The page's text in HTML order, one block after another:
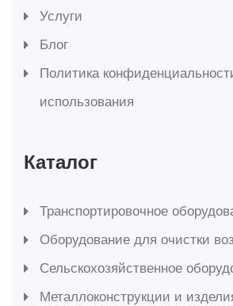
Услуги
Блог
Политика
использования
Каталог
Транспортировочное
Оборудование для очистки
Сельскохозяйственное
Металлоконструкции и